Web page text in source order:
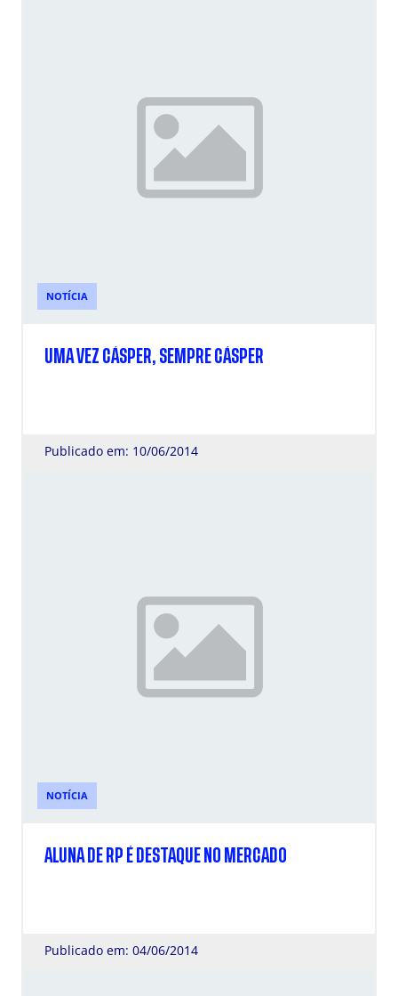
NOTÍCIA
UMA VEZ CÁSPER, SEMPRE CÁSPER
Publicado em: 10/06/2014
NOTÍCIA
ALUNA DE RP É DESTAQUE NO MERCADO
Publicado em: 04/06/2014